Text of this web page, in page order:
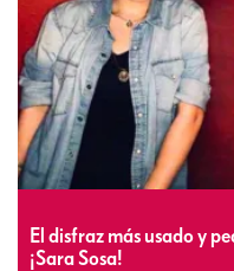
El disfraz más usado y
¡Sara Sosa!